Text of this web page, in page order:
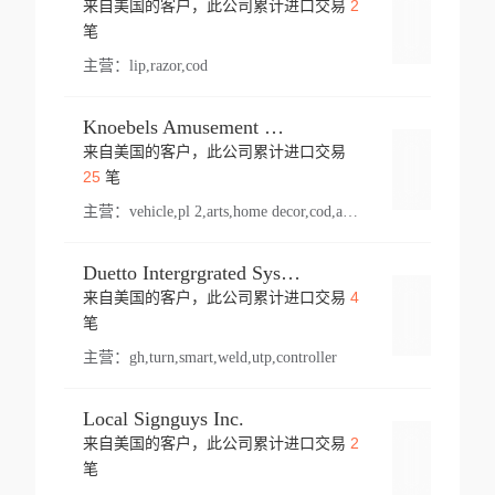
来自美国的客户，此公司累计进口交易 2
笔
主营： lip,razor,cod
Knoebels Amusement Resort
来自美国的客户，此公司累计进口交易
25笔
主营： vehicle,pl 2,arts,home decor,cod,amusement ride,sea
Duetto Intergrgrated Systems Inc.
来自美国的客户，此公司累计进口交易 4
笔
主营： gh,turn,smart,weld,utp,controller
Local Signguys Inc.
来自美国的客户，此公司累计进口交易 2
笔